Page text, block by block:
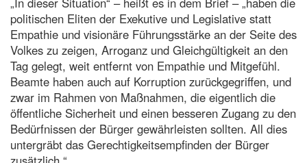
politischen Eliten der Exekutive und Legislative statt
Empathie und visionäre Führungsstärke an der Seite des
Volkes zu zeigen, Arroganz und Gleichgültigkeit an den
Tag gelegt, weit entfernt von Empathie und Mitgefühl.
Beamte haben auch auf Korruption zurückgegriffen, und
zwar im Rahmen von Maßnahmen, die eigentlich die
öffentliche Sicherheit und einen besseren Zugang zu den
Bedürfnissen der Bürger gewährleisten sollten. All dies
untergräbt das Gerechtigkeitsempfinden der Bürger